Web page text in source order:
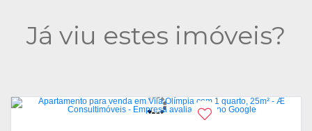
Já viu estes imóveis?